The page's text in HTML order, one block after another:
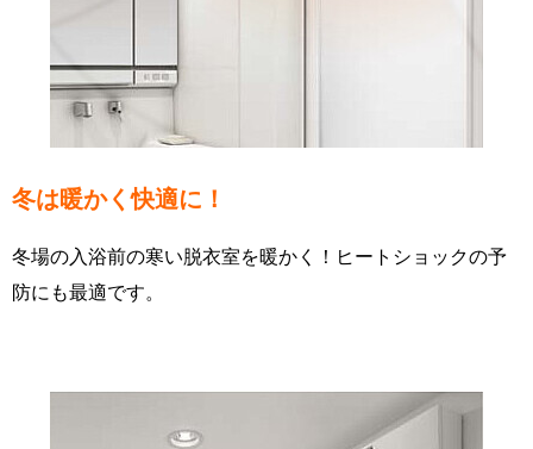
冬は暖かく快適に！
冬場の入浴前の寒い脱衣室を暖かく！ヒートショックの予
防にも最適です。